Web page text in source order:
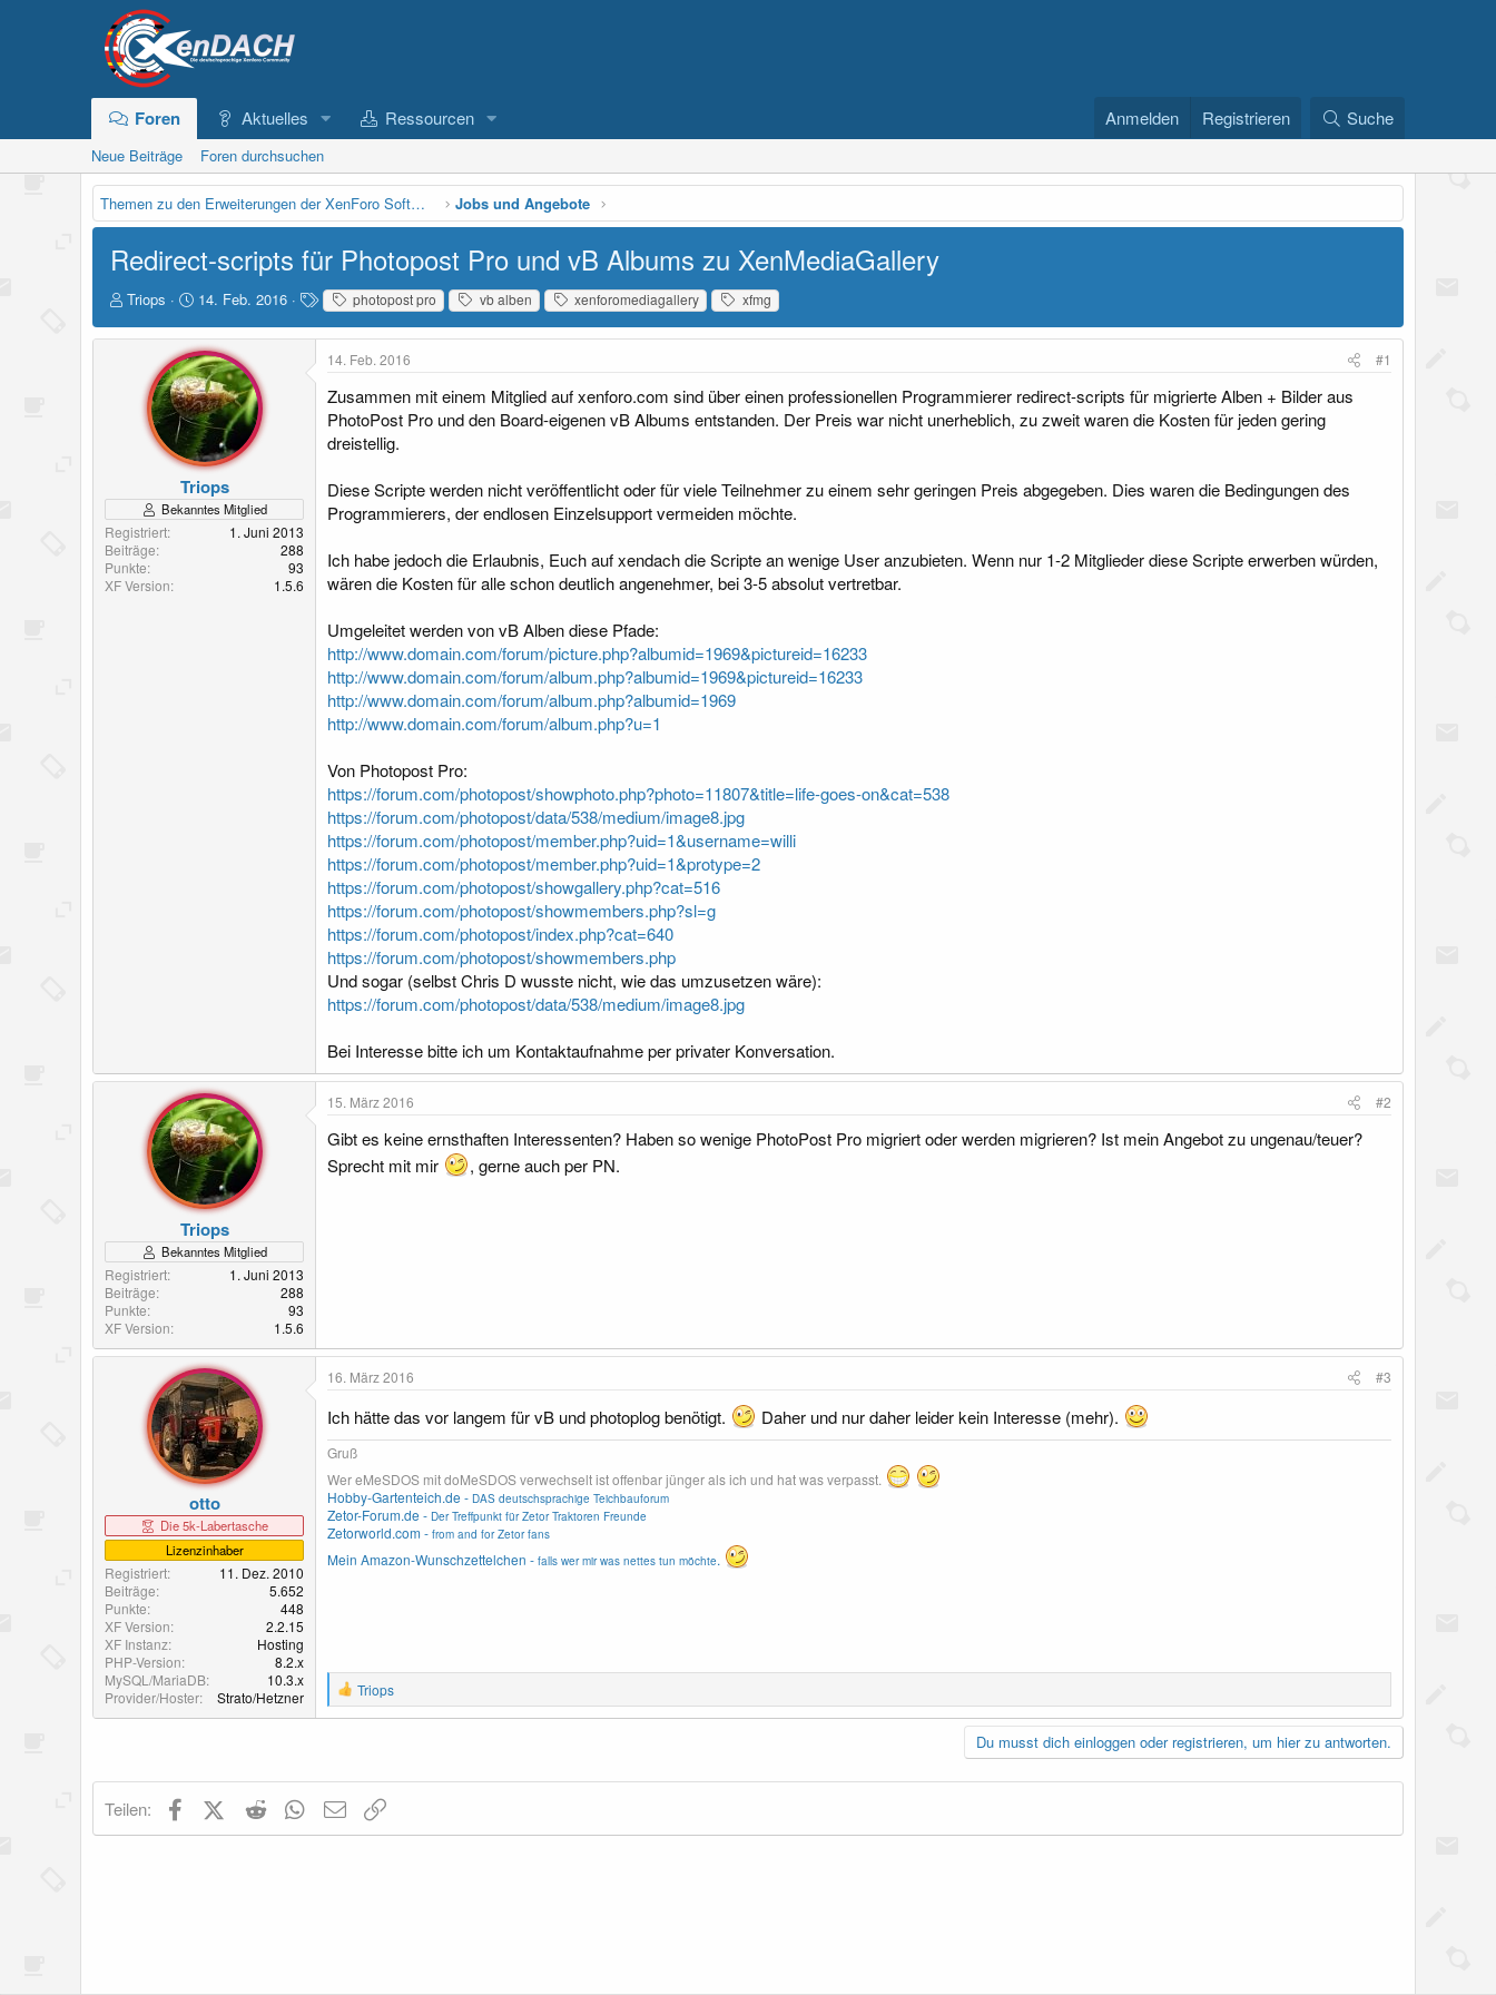
Foren Aktuelles Ressourcen Anmelden Registrieren Suche
Neue Beiträge Foren durchsuchen
Themen zu den Erweiterungen der XenForo Software Jobs und Angebote
Redirect-scripts für Photopost Pro und vB Albums zu XenMediaGallery
E
s
Triops
E
s
t
e
l
l
t
a
m
14. Feb. 2016
S
c
h
g
w
o
e
photopost pro vb alben xenforomediagallery xfmg
Triops
Bekanntes Mitglied
Registriert
1. Juni 2013
Beiträge
288
Punkte
93
XF Version
1.5.6
14. Feb. 2016 #1
Zusammen mit einem Mitglied auf xenforo.com sind über einen professionellen Programmierer redirect-scripts für migrierte Alben + Bilder aus
PhotoPost Pro und den Board-eigenen vB Albums entstanden. Der Preis war nicht unerheblich, zu zweit waren die Kosten für jeden gering
dreistellig.
Diese Scripte werden nicht veröffentlicht oder für viele Teilnehmer zu einem sehr geringen Preis abgegeben. Dies waren die Bedingungen des
Programmierers, der endlosen Einzelsupport vermeiden möchte.
Ich habe jedoch die Erlaubnis, Euch auf xendach die Scripte an wenige User anzubieten. Wenn nur 1-2 Mitglieder diese Scripte erwerben würden,
wären die Kosten für alle schon deutlich angenehmer, bei 3-5 absolut vertretbar.
Umgeleitet werden von vB Alben diese Pfade:
http://www.domain.com/forum/picture.php?albumid=1969&pictureid=16233
http://www.domain.com/forum/album.php?albumid=1969&pictureid=16233
http://www.domain.com/forum/album.php?albumid=1969
http://www.domain.com/forum/album.php?u=1
Von Photopost Pro:
https://forum.com/photopost/showphoto.php?photo=11807&title=life-goes-on&cat=538
https://forum.com/photopost/data/538/medium/image8.jpg
https://forum.com/photopost/member.php?uid=1&username=willi
https://forum.com/photopost/member.php?uid=1&protype=2
https://forum.com/photopost/showgallery.php?cat=516
https://forum.com/photopost/showmembers.php?sl=g
https://forum.com/photopost/index.php?cat=640
https://forum.com/photopost/showmembers.php
Und sogar (selbst Chris D wusste nicht, wie das umzusetzen wäre):
https://forum.com/photopost/data/538/medium/image8.jpg
Bei Interesse bitte ich um Kontaktaufnahme per privater Konversation.
Triops
Bekanntes Mitglied
Registriert
1. Juni 2013
Beiträge
288
Punkte
93
XF Version
1.5.6
15. März 2016 #2
Gibt es keine ernsthaften Interessenten? Haben so wenige PhotoPost Pro migriert oder werden migrieren? Ist mein Angebot zu ungenau/teuer?
Sprecht mit mir
, gerne auch per PN.
otto
Die 5k-Labertasche
Lizenzinhaber
Registriert
11. Dez. 2010
Beiträge
5.652
Punkte
448
XF Version
2.2.15
XF Instanz
Hosting
PHP-Version
8.2.x
MySQL/MariaDB
10.3.x
Provider/Hoster
Strato/Hetzner
16. März 2016 #3
Ich hätte das vor langem für vB und photoplog benötigt. Daher und nur daher leider kein Interesse (mehr).
Gruß
Wer eMeSDOS mit doMeSDOS verwechselt ist offenbar jünger als ich und hat was verpasst.
Hobby-Gartenteich.de - DAS deutschsprachige Teichbauforum
Zetor-Forum.de - Der Treffpunkt für Zetor Traktoren Freunde
Zetorworld.com - from and for Zetor fans
Mein Amazon-Wunschzettelchen - falls wer mir was nettes tun möchte.
R
e
a
Triops
Du musst dich einloggen oder registrieren, um hier zu antworten.
Teilen: FacebookX (Twitter)
Reddit WhatsApp
E-Mail